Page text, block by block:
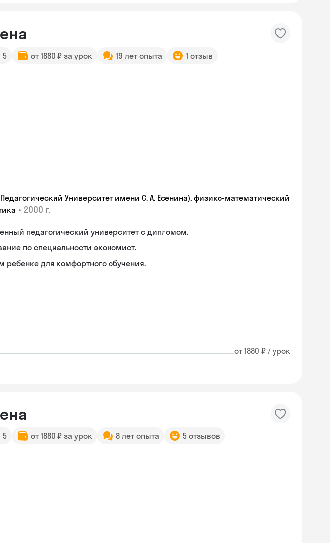
5 от 1880 ₽ за урок 19 лет опыта 1 отзыв
Университет имени С. А. Есенина), физико-математический
• 2000 г.
педагогический университет с дипломом.
по специальности экономист.
ребенке для комфортного обучения.
от 1880 ₽ / урок
5 от 1880 ₽ за урок 8 лет опыта 5 отзывов